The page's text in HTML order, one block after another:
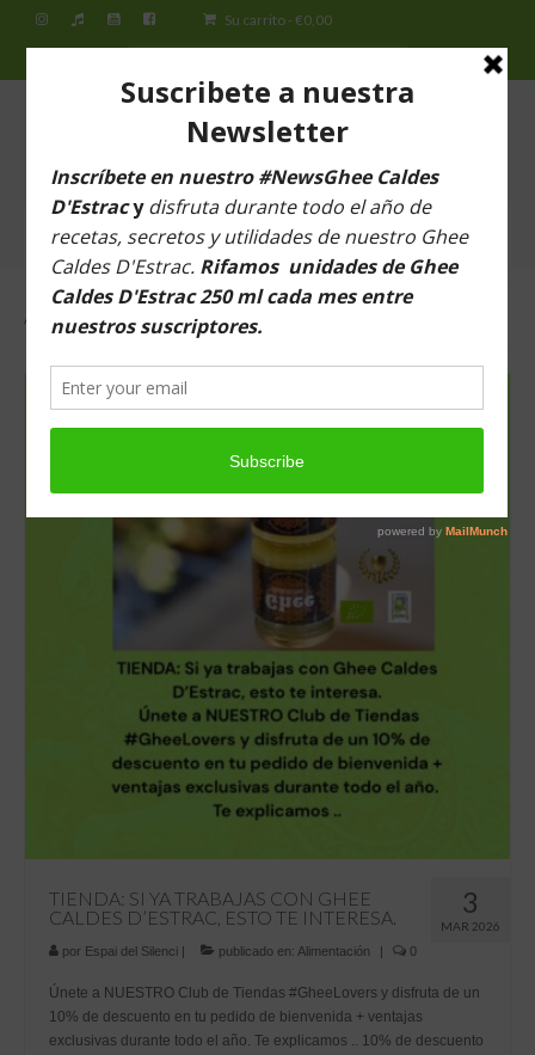
Su carrito -€0,00
por:
ESPAI DEL SILENCI
Ghee Caldes D’Estrac Barcelona
Menú
Inicio
¿Qué es el Ghee Caldes d’Estrac?
Tienda virtual
Tiendas
AYURVEDA
3
MAR 2026
TIENDA: SI YA TRABAJAS CON GHEE
CALDES D’ESTRAC, ESTO TE INTERESA.
por Espai del Silenci | publicado en: Alimentación | 0
Únete a NUESTRO Club de Tiendas #GheeLovers y disfruta de un
10% de descuento en tu pedido de bienvenida + ventajas
exclusivas durante todo el año. Te explicamos .. 10% de descuento